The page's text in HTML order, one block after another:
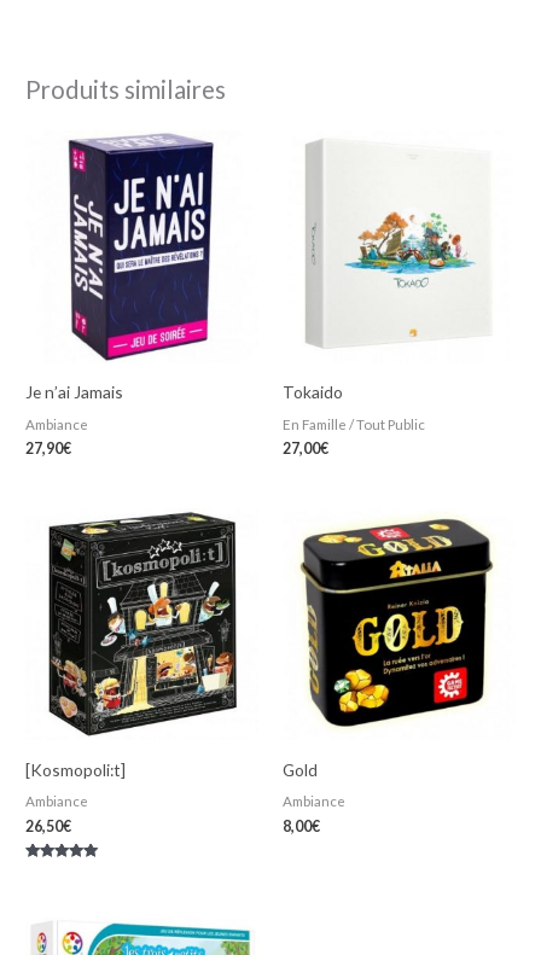
Produits similaires
Je n’ai Jamais
Ambiance
27,90€
Tokaido
En Famille / Tout Public
27,00€
[Kosmopoli:t]
Ambiance
26,50€
Gold
Ambiance
8,00€